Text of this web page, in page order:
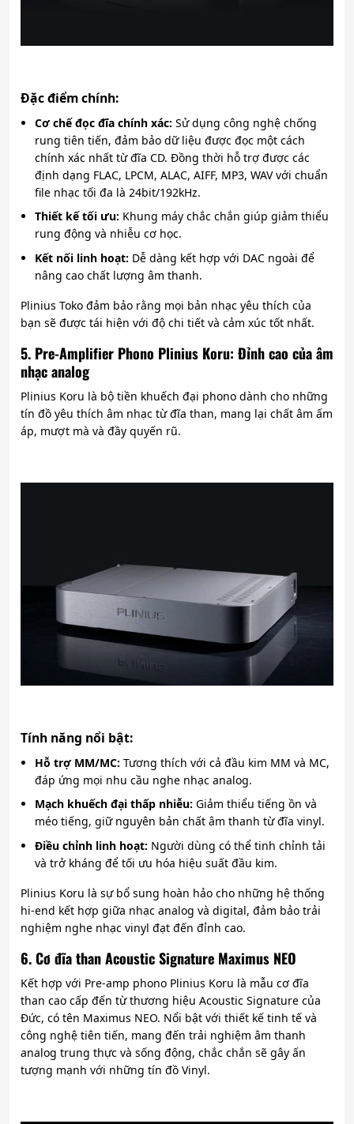
Đặc điểm chính:
Cơ chế đọc đĩa chính xác: Sử dụng công nghệ chống
rung tiên tiến, đảm bảo dữ liệu được đọc một cách
chính xác nhất từ đĩa CD. Đồng thời hỗ trợ được các
định dạng FLAC, LPCM, ALAC, AIFF, MP3, WAV với chuẩn
file nhạc tối đa là 24bit/192kHz.
Thiết kế tối ưu: Khung máy chắc chắn giúp giảm thiểu
rung động và nhiễu cơ học.
Kết nối linh hoạt: Dễ dàng kết hợp với DAC ngoài để
nâng cao chất lượng âm thanh.
Plinius Toko đảm bảo rằng mọi bản nhạc yêu thích của
bạn sẽ được tái hiện với độ chi tiết và cảm xúc tốt nhất.
5. Pre-Amplifier Phono Plinius Koru: Đỉnh cao của âm
nhạc analog
Plinius Koru là bộ tiền khuếch đại phono dành cho những
tín đồ yêu thích âm nhạc từ đĩa than, mang lại chất âm ấm
áp, mượt mà và đầy quyến rũ.
Tính năng nổi bật:
Hỗ trợ MM/MC: Tương thích với cả đầu kim MM và MC,
đáp ứng mọi nhu cầu nghe nhạc analog.
Mạch khuếch đại thấp nhiễu: Giảm thiểu tiếng ồn và
méo tiếng, giữ nguyên bản chất âm thanh từ đĩa vinyl.
Điều chỉnh linh hoạt: Người dùng có thể tinh chỉnh tải
và trở kháng để tối ưu hóa hiệu suất đầu kim.
Plinius Koru là sự bổ sung hoàn hảo cho những hệ thống
hi-end kết hợp giữa nhạc analog và digital, đảm bảo trải
nghiệm nghe nhạc vinyl đạt đến đỉnh cao.
6. Cơ đĩa than Acoustic Signa­ture Maximus NEO
Kết hợp với Pre-amp phono Plinius Koru là mẫu cơ đĩa
than cao cấp đến từ thương hiệu Acoustic Signature của
Đức, có tên Maximus NEO. Nổi bật với thiết kế tinh tế và
công nghệ tiên tiến, mang đến trải nghiệm âm thanh
analog trung thực và sống động, chắc chắn sẽ gây ấn
tượng mạnh với những tín đồ Vinyl.